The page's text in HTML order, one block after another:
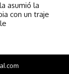
asumió la
con un traje